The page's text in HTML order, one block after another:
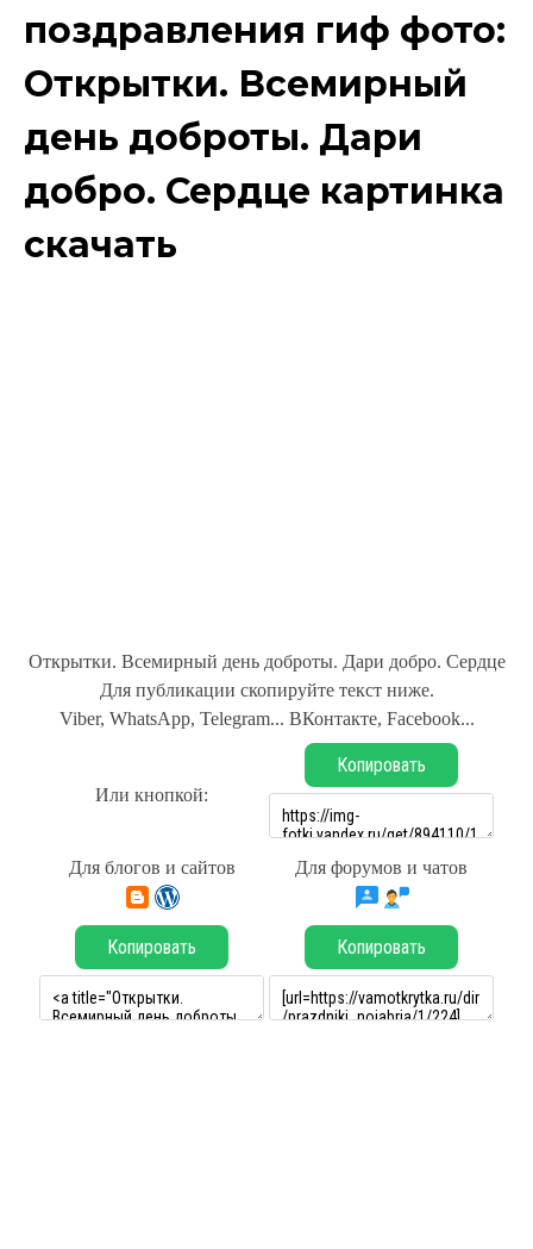
поздравления гиф фото:
Открытки. Всемирный
день доброты. Дари
добро. Сердце картинка
скачать
Открытки. Всемирный день доброты. Дари добро. Сердце
Для публикации скопируйте текст ниже.
Viber, WhatsApp, Telegram... ВКонтакте, Facebook...
Или кнопкой:
Копировать
Для блогов и сайтов Для форумов и чатов
Копировать Копировать